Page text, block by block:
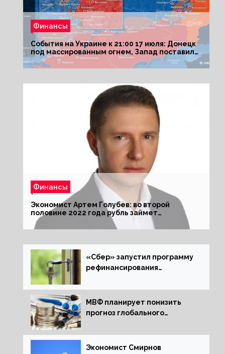
Финансы
События на Украине к 21:00 17 июля: Донецк
под массированным огнем, Запад поставил
Киеву ультиматум
Финансы
Экономист Артем Голубев: во второй
половине 2022 года рубль займет
комфортный курс
«Сбер» запустил программу
рефинансирования
МВФ планирует понизить
прогноз глобального
следующем отчете
Экономист Смирнов